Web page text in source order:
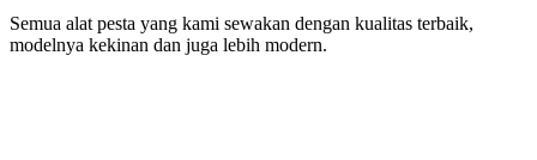
Semua alat pesta yang kami sewakan dengan kualitas terbaik,
modelnya kekinan dan juga lebih modern.